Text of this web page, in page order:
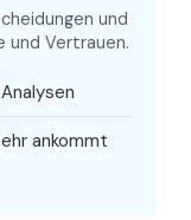
und
und Vertrauen.
ankommt